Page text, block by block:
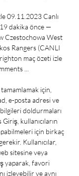
09.11.2023 Canlı
dakika önce —
Czestochowa West
Rangers (CANLI
maç özeti izle
...
için,
e-posta adresi ve
doldurmaları
kullanıcıların
için birkaç
Kullanıcılar,
sitesine veya
yaparak, favori
izleyebilir ve aynı